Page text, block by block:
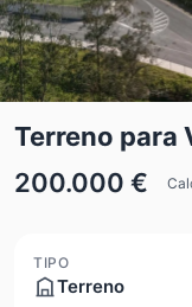
Terreno para
200.000 €
TIPO
Terreno